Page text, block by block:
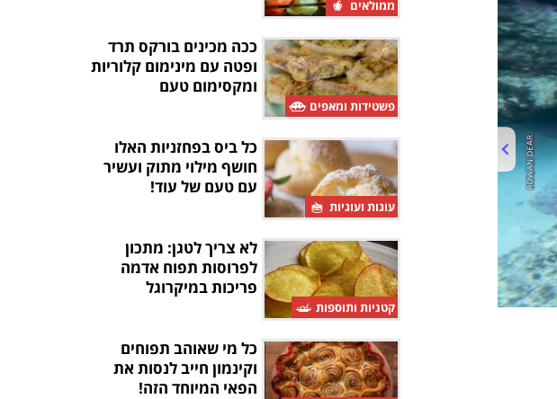
ממולאים
פשטידות ומאפים
ככה מכינים בורקס תרד
ופטה עם מינימום קלוריות
ומקסימום טעם
עוגות ועוגיות
כל ביס בפחזניות האלו
חושף מילוי מתוק ועשיר
עם טעם של עוד!
קטניות ותוספות
לא צריך לטגן: מתכון
לפרוסות תפוח אדמה
פריכות במיקרוגל
כל מי שאוהב תפוחים
וקינמון חייב לנסות את
הפאי המיוחד הזה!